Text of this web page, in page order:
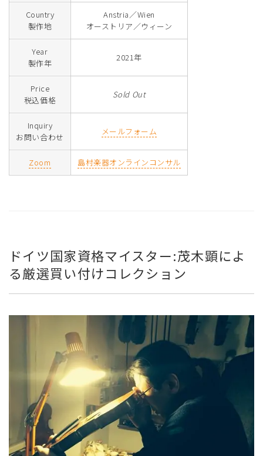
Country
製作地
Anstria／Wien
オーストリア／ウィーン
Year
製作年
2021年
Price
税込価格
Sold Out
Inquiry
お問い合わせ
メールフォーム
Zoom 島村楽器オンラインコンサル
ドイツ国家資格マイスター:茂木顕によ
る厳選買い付けコレクション